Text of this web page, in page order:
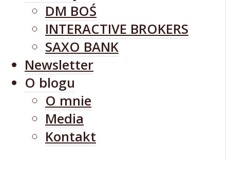
DM BOŚ
INTERACTIVE BROKERS
SAXO BANK
Newsletter
O blogu
O mnie
Media
Kontakt